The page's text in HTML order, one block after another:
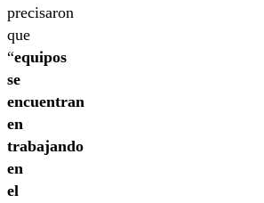
precisaron
que
“equipos
se
encuentran
en
trabajando
en
el